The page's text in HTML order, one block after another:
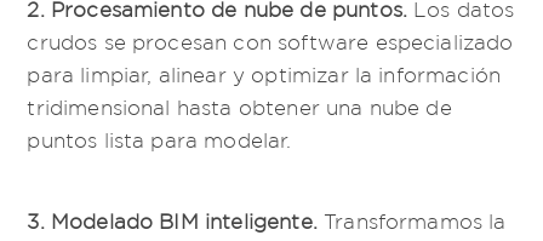
2. Procesamiento de nube de puntos. Los datos
crudos se procesan con software especializado
para limpiar, alinear y optimizar la información
tridimensional hasta obtener una nube de
puntos lista para modelar.
3. Modelado BIM inteligente. Transformamos la